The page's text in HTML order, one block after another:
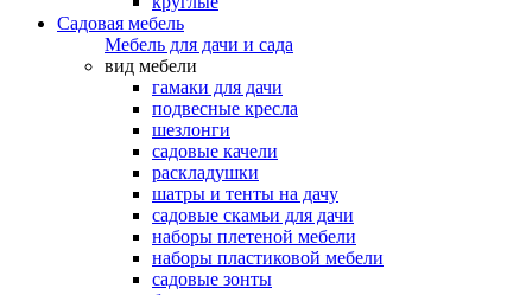
Садовая мебель
Мебель для дачи и сада
вид мебели
гамаки для дачи
подвесные кресла
шезлонги
садовые качели
раскладушки
шатры и тенты на дачу
садовые скамьи для дачи
наборы плетеной мебели
наборы пластиковой мебели
садовые зонты